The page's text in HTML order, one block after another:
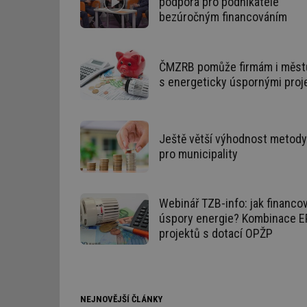
bezúročným financováním
ČMZRB pomůže firmám i
s energeticky úspornými
Ještě větší výhodnost metody
pro municipality
Webinář TZB-info: jak
úspory energie? Kombinace
projektů s dotací OPŽP
NEJNOVĚJŠÍ ČLÁNKY
id
id
id
_dc_gtm_UA-